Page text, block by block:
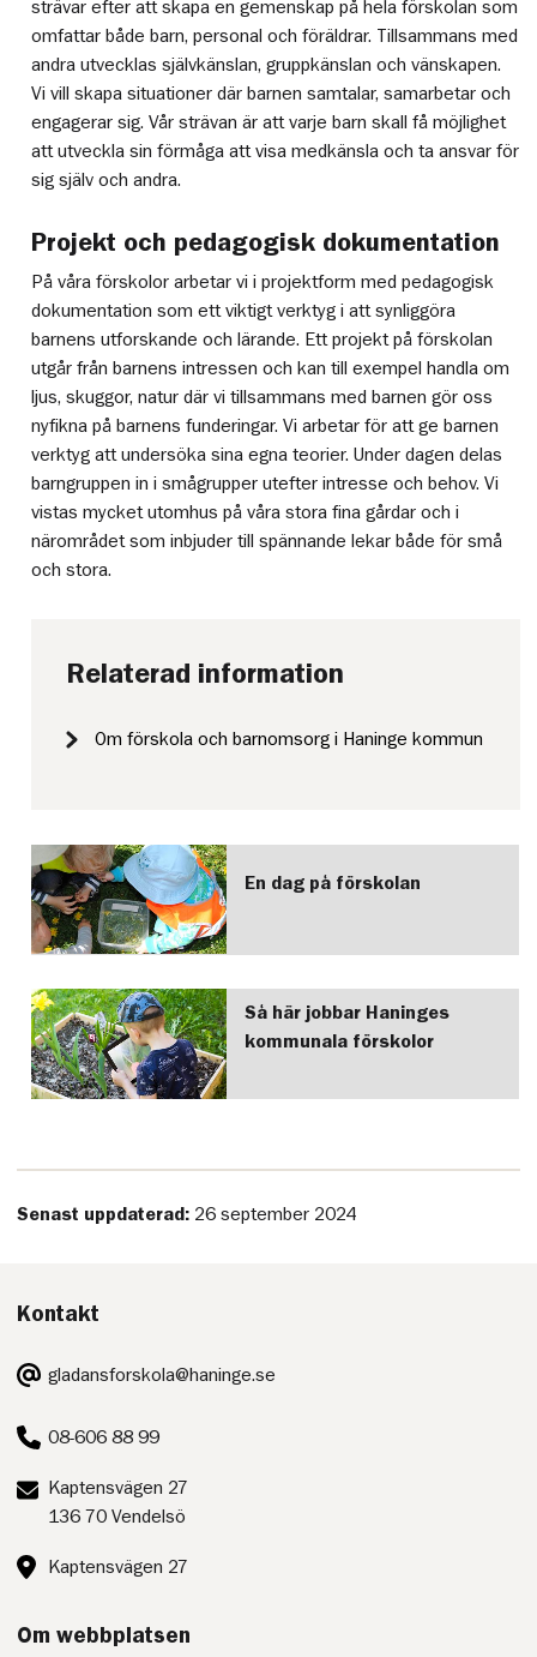
strävar efter att skapa en gemenskap på hela förskolan som
omfattar både barn, personal och föräldrar. Tillsammans med
andra utvecklas självkänslan, gruppkänslan och vänskapen.
Vi vill skapa situationer där barnen samtalar, samarbetar och
engagerar sig. Vår strävan är att varje barn skall få möjlighet
att utveckla sin förmåga att visa medkänsla och ta ansvar för
sig själv och andra.
Projekt och pedagogisk dokumentation
På våra förskolor arbetar vi i projektform med pedagogisk
dokumentation som ett viktigt verktyg i att synliggöra
barnens utforskande och lärande. Ett projekt på förskolan
utgår från barnens intressen och kan till exempel handla om
ljus, skuggor, natur där vi tillsammans med barnen gör oss
nyfikna på barnens funderingar. Vi arbetar för att ge barnen
verktyg att undersöka sina egna teorier. Under dagen delas
barngruppen in i smågrupper utefter intresse och behov. Vi
vistas mycket utomhus på våra stora fina gårdar och i
närområdet som inbjuder till spännande lekar både för små
och stora.
Relaterad information
Om förskola och barnomsorg i Haninge kommun
En dag på förskolan
Så här jobbar Haninges
kommunala förskolor
Senast uppdaterad: 26 september 2024
Kontakt
E-
post:
gladansforskola@haninge.se
Telefon:
08-606 88 99
Postadress:
Kaptensvägen 27
136 70 Vendelsö
Besöksadress:
Kaptensvägen 27
Om webbplatsen